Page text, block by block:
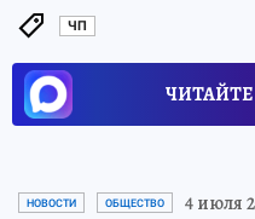
ЧП
НОВОСТИ ОБЩЕСТВО 4 июля